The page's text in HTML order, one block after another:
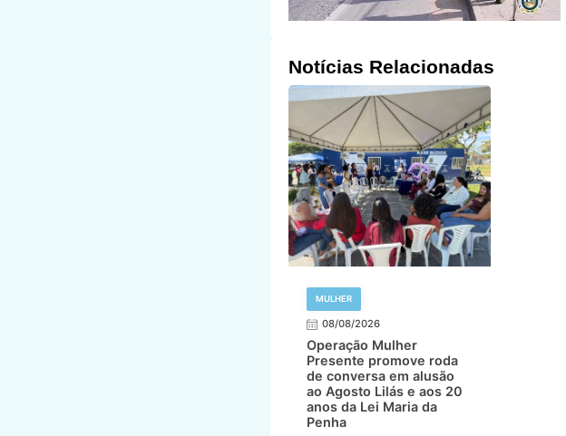
Notícias Relacionadas
MULHER
08/08/2026
Operação Mulher
Presente promove roda
de conversa em alusão
ao Agosto Lilás e aos 20
anos da Lei Maria da
Penha